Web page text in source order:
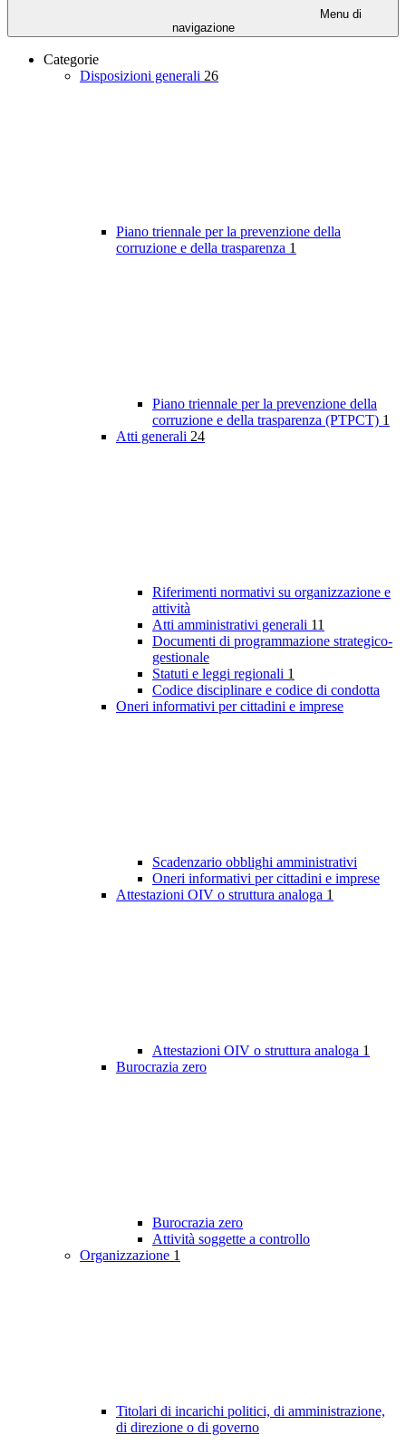
Menu di
navigazione
Categorie
Disposizioni generali 26
Piano triennale per la prevenzione della
corruzione e della trasparenza 1
Piano triennale per la prevenzione della
corruzione e della trasparenza (PTPCT) 1
Atti generali 24
Riferimenti normativi su organizzazione e
attività
Atti amministrativi generali 11
Documenti di programmazione strategico-
gestionale
Statuti e leggi regionali 1
Codice disciplinare e codice di condotta
Oneri informativi per cittadini e imprese
Scadenzario obblighi amministrativi
Oneri informativi per cittadini e imprese
Attestazioni OIV o struttura analoga 1
Attestazioni OIV o struttura analoga 1
Burocrazia zero
Burocrazia zero
Attività soggette a controllo
Organizzazione 1
Titolari di incarichi politici, di amministrazione,
di direzione o di governo